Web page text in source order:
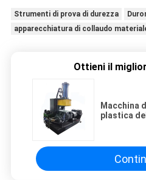
Strumenti di prova di durezza
apparecchiatura di collaudo
Ottieni il
Macchina
plastica